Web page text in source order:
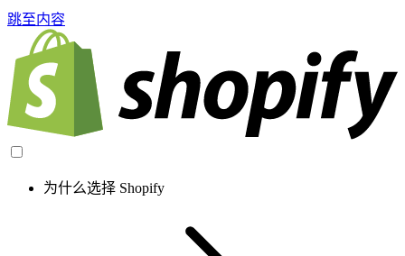
跳至内容
为什么选择 Shopify